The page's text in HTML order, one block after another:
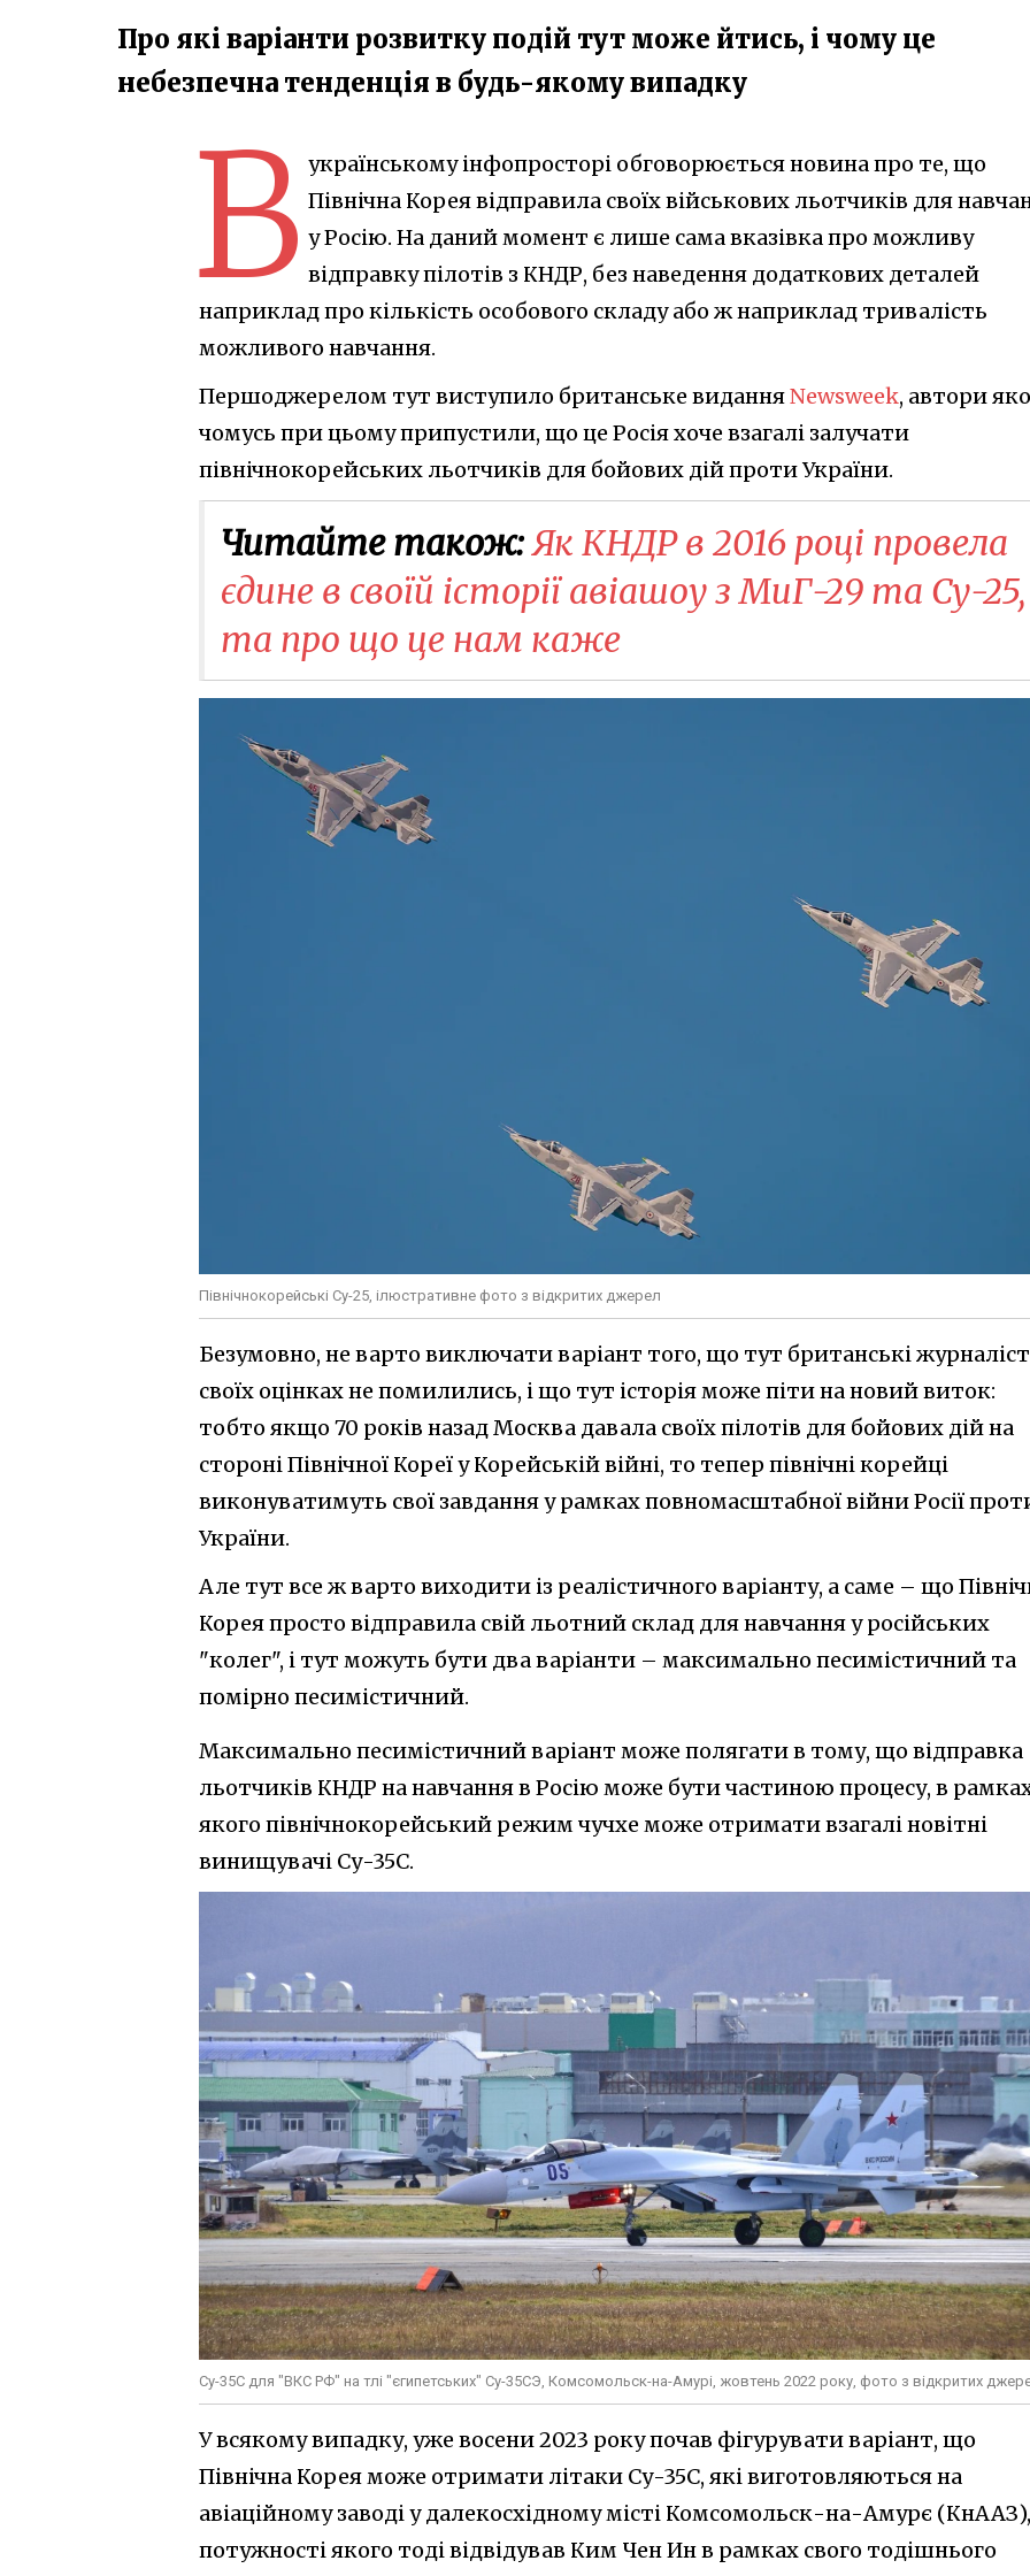
Про які варіанти розвитку подій тут може йтись, і чому це
небезпечна тенденція в будь-якому випадку
В українському інфопросторі обговорюється новина про те, що
Північна Корея відправила своїх військових льотчиків для
у Росію. На даний момент є лише сама вказівка про можливу
відправку пілотів з КНДР, без наведення додаткових деталей
наприклад про кількість особового складу або ж наприклад тривалість
можливого навчання.
Першоджерелом тут виступило британське виданняNewsweek, автори
чомусь при цьому припустили, що це Росія хоче взагалі залучати
північнокорейських льотчиків для бойових дій проти України.
Читайте також:Як КНДР в 2016 році провела
єдине в своїй історії авіашоу з МиГ-29 та Су-25,
та про що це нам каже
Північнокорейські Су-25, ілюстративне фото з відкритих джерел
Безумовно, не варто виключати варіант того, що тут британські
своїх оцінках не помилились, і що тут історія може піти на новий виток:
тобто якщо 70 років назад Москва давала своїх пілотів для бойових дій на
стороні Північної Кореї у Корейській війні, то тепер північні корейці
виконуватимуть свої завдання у рамках повномасштабної війни Росії
України.
Але тут все ж варто виходити із реалістичного варіанту, а саме – що
Корея просто відправила свій льотний склад для навчання у російських
"колег", і тут можуть бути два варіанти – максимально песимістичний та
помірно песимістичний.
Максимально песимістичний варіант може полягати в тому, що відправка
льотчиків КНДР на навчання в Росію може бути частиною процесу, в
якого північнокорейський режим чучхе може отримати взагалі новітні
винищувачі Су-35С.
Су-35С для "ВКС РФ" на тлі "єгипетських" Су-35СЭ, Комсомольск-на-Амурі, жовтень 2022 року, фото з відкритих
У всякому випадку, уже восени 2023 року почав фігурувати варіант, що
Північна Корея може отримати літаки Су-35С, які виготовляються на
авіаційному заводі у далекосхідному місті Комсомольск-на-Амурє (КнААЗ),
потужності якого тоді відвідував Ким Чен Ин в рамках свого тодішнього